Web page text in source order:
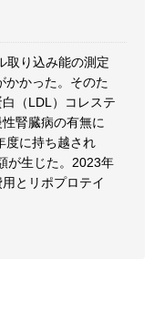
取り込み能の測定
かかった。そのた
（LDL）コレステ
腎臓病の有無に
度に持ち越され
が生じた。2023年
とリポプロテイ